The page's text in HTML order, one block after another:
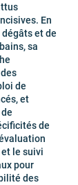
En
et de
sa
de
et
de
le suivi
pour
des